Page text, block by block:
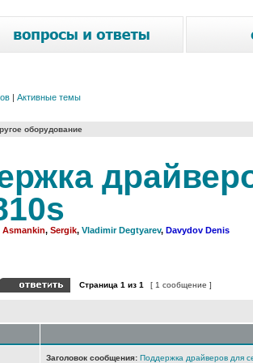
| Активные темы
оборудование
Asmankin, Sergik, Vladimir Degtyarev, Davydov Denis
Страница 1 из 1 [ 1 сообщение ]
Заголовок сообщения: Поддержка драйверов для